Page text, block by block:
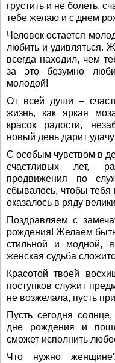
грустить и не болеть,
тебе желаю и с днем
Человек остается
любить и удивляться.
всегда находил, чем
за это безумно
молодой!
От всей души –
жизнь, как яркая
красок радости,
новый день дарит
С особым чувством в
счастливых лет,
продвижения по
сбывалось, чтобы
оказалось в ряду
Поздравляем с
рождения! Желаем
стильной и модной,
женская судьба
Красотой твоей
поступков служит
не возжелала, пусть
Пусть сегодня
дне рождения и
сможет исполнить
Что нужно